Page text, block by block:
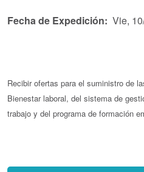
Fecha de Expedición Vie,
Recibir ofertas para el suministro de
Bienestar laboral, del sistema de
trabajo y del programa de formación